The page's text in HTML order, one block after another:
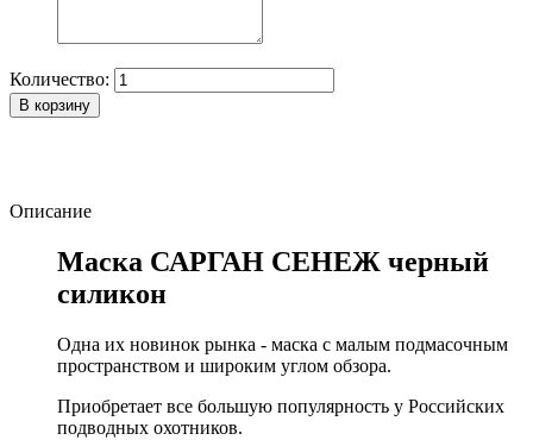
Количество:
В корзину
Описание
Маска САРГАН СЕНЕЖ черный
силикон
Одна их новинок рынка - маска с малым подмасочным
пространством и широким углом обзора.
Приобретает все большую популярность у Российских
подводных охотников.